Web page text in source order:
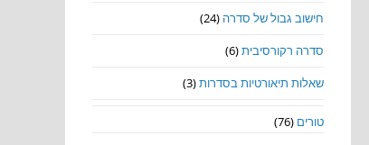
חישוב גבול של סדרה (24)
סדרה רקורסיבית(6)
שאלות תיאורטיות בסדרות(3)
טורים (76)